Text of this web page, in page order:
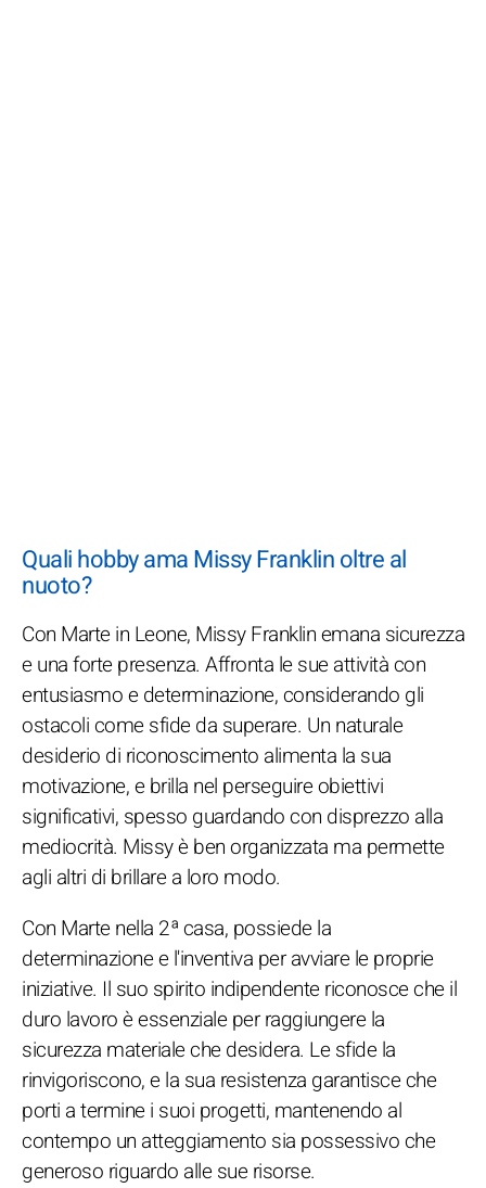
Quali hobby ama Missy Franklin oltre al
nuoto?
Con Marte in Leone, Missy Franklin emana sicurezza
e una forte presenza. Affronta le sue attività con
entusiasmo e determinazione, considerando gli
ostacoli come sfide da superare. Un naturale
desiderio di riconoscimento alimenta la sua
motivazione, e brilla nel perseguire obiettivi
significativi, spesso guardando con disprezzo alla
mediocrità. Missy è ben organizzata ma permette
agli altri di brillare a loro modo.
Con Marte nella 2ª casa, possiede la
determinazione e l'inventiva per avviare le proprie
iniziative. Il suo spirito indipendente riconosce che il
duro lavoro è essenziale per raggiungere la
sicurezza materiale che desidera. Le sfide la
rinvigoriscono, e la sua resistenza garantisce che
porti a termine i suoi progetti, mantenendo al
contempo un atteggiamento sia possessivo che
generoso riguardo alle sue risorse.